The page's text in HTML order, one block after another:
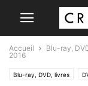
Accueil Blu-ray,
2016
Blu-ray, DVD, livres